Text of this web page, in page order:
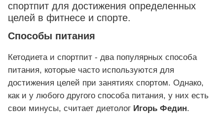
спортпит для достижения определенных
целей в фитнесе и спорте.
Способы питания
Кетодиета и спортпит - два популярных способа
питания, которые часто используются для
достижения целей при занятиях спортом. Однако,
как и у любого другого способа питания, у них есть
свои минусы, считает диетолог Игорь Федин.